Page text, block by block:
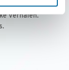
met
verhalen.